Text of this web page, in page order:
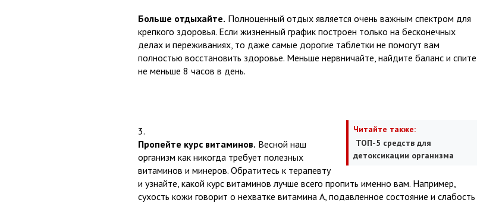
Больше отдыхайте. Полноценный отдых является очень важным спектром для
крепкого здоровья. Если жизненный график построен только на бесконечных
делах и переживаниях, то даже самые дорогие таблетки не помогут вам
полностью восстановить здоровье. Меньше нервничайте, найдите баланс и спите
не меньше 8 часов в день.
Читайте также:
ТОП-5 средств для
детоксикации организма
Пропейте курс витаминов. Весной наш
организм как никогда требует полезных
витаминов и минеров. Обратитесь к терапевту
и узнайте, какой курс витаминов лучше всего пропить именно вам. Например,
сухость кожи говорит о нехватке витамина А, подавленное состояние и слабость